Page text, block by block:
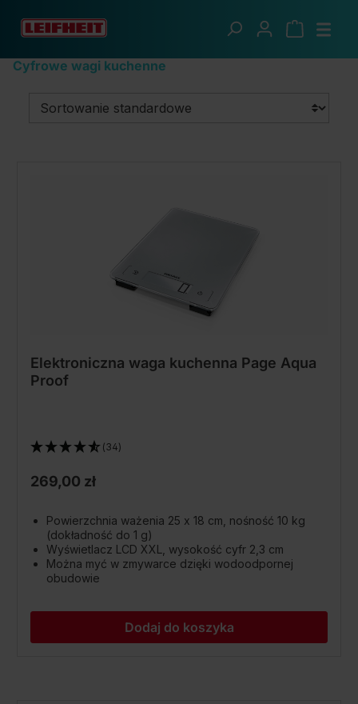
Przejdź do głównej zawartości
Cyfrowe wagi kuchenne
Elektroniczna waga kuchenna Page Aqua
Proof
(34)
269,00 zł
Powierzchnia ważenia 25 x 18 cm, nośność 10 kg
(dokładność do 1 g)
Wyświetlacz LCD XXL, wysokość cyfr 2,3 cm
Można myć w zmywarce dzięki wodoodpornej
obudowie
Dodaj do koszyka